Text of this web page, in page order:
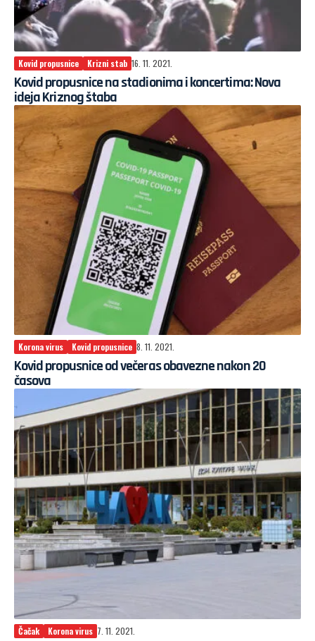
Kovid propusnice Krizni stab 16. 11. 2021.
Kovid propusnice na stadionima i koncertima: Nova
ideja Kriznog štaba
Korona virus Kovid propusnice 8. 11. 2021.
Kovid propusnice od večeras obavezne nakon 20
časova
Čačak Korona virus 7. 11. 2021.